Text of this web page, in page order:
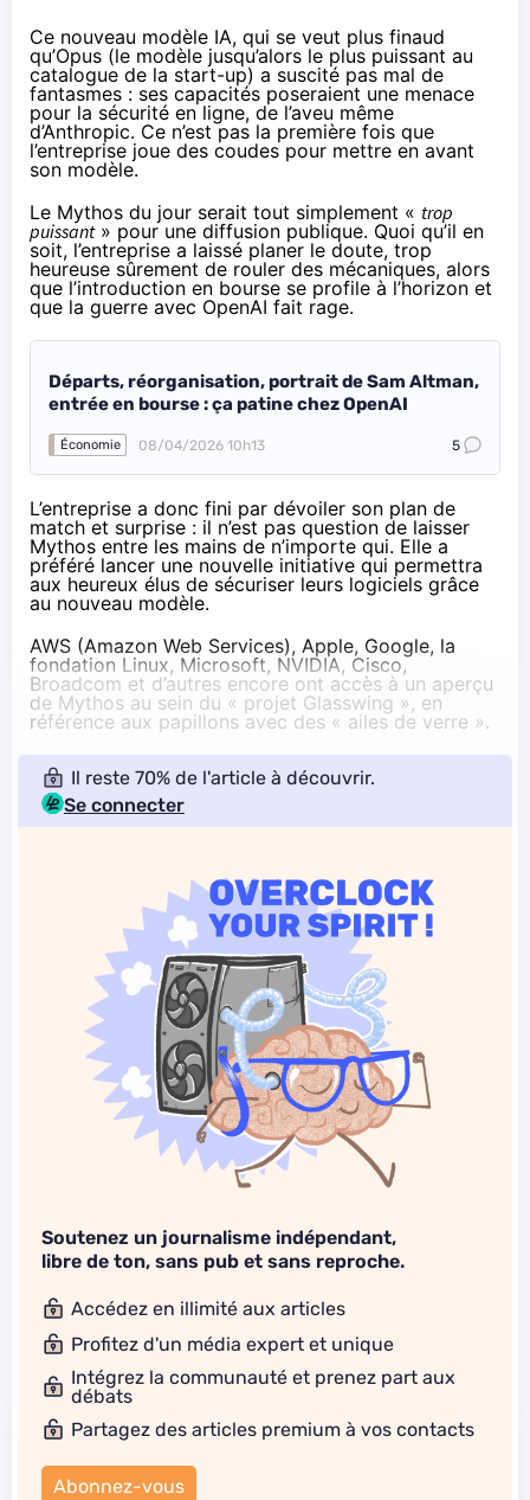
Ce nouveau modèle IA, qui se veut plus finaud
qu’Opus (le modèle jusqu’alors le plus puissant au
catalogue de la start-up) a suscité pas mal de
fantasmes : ses capacités poseraient une menace
pour la sécurité en ligne, de l’aveu même
d’Anthropic. Ce n’est pas la première fois que
l’entreprise joue des coudes pour mettre en avant
son modèle.
Le Mythos du jour serait tout simplement « trop
puissant» pour une diffusion publique. Quoi qu’il en
soit, l’entreprise a laissé planer le doute, trop
heureuse sûrement de rouler des mécaniques, alors
que l’introduction en bourse se profile à l’horizon et
que la guerre avec OpenAI fait rage.
Départs, réorganisation, portrait de Sam Altman,
entrée en bourse : ça patine chez OpenAI
Économie 08/04/2026 10h13 5
L’entreprise a donc fini par dévoiler son plan de
match et surprise : il n’est pas question de laisser
Mythos entre les mains de n’importe qui. Elle a
préféré lancer une nouvelle initiative qui permettra
aux heureux élus de sécuriser leurs logiciels grâce
au nouveau modèle.
AWS (Amazon Web Services), Apple, Google, la
fondation Linux, Microsoft, NVIDIA, Cisco,
Broadcom et d’autres encore ont accès à un aperçu
de Mythos au sein du « projet Glasswing », en
référence aux papillons avec des « ailes de verre ».
Il reste 70% de l'article à découvrir.
Se connecter
Soutenez un journalisme indépendant,
libre de ton, sans pub et sans reproche.
Accédez en illimité aux articles
Profitez d'un média expert et unique
Intégrez la communauté et prenez part aux
débats
Partagez des articles premium à vos contacts
Abonnez-vous